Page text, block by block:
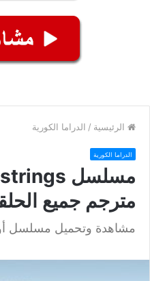
الرئيسية / الدراما الكورية
الدراما الكورية
مترجم جميع
مشاهدة وتحميل مسلسل